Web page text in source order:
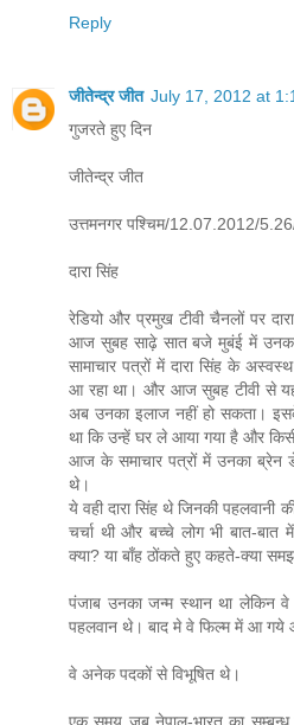
Reply
जीतेन्द्र जीत July 17, 2012 at
गुजरते हुए दिन
जीतेन्द्र जीत
उत्तमनगर पश्चिम/12.07.2012/
दारा सिंह
रेडियो और प्रमुख टीवी चैनलों पर
आज सुबह साढ़े सात बजे मुबंई में उनका
सामाचार पत्रों में दारा सिंह के
आ रहा था। और आज सुबह टीवी से यह
अब उनका इलाज नहीं हो सकता।
था कि उन्हें घर ले आया गया है और
आज के समाचार पत्रों में उनका ब्रेन
थे।
ये वही दारा सिंह थे जिनकी पहलवानी
चर्चा थी और बच्चे लोग भी बात-बात
क्या? या बाँह ठोंकते हुए कहते-क्या
पंजाब उनका जन्म स्थान था लेकिन वे
पहलवान थे। बाद मे वे फिल्म में आ गये
वे अनेक पदकों से विभूषित थे।
एक समय जब नेपाल-भारत का सम्बन्ध